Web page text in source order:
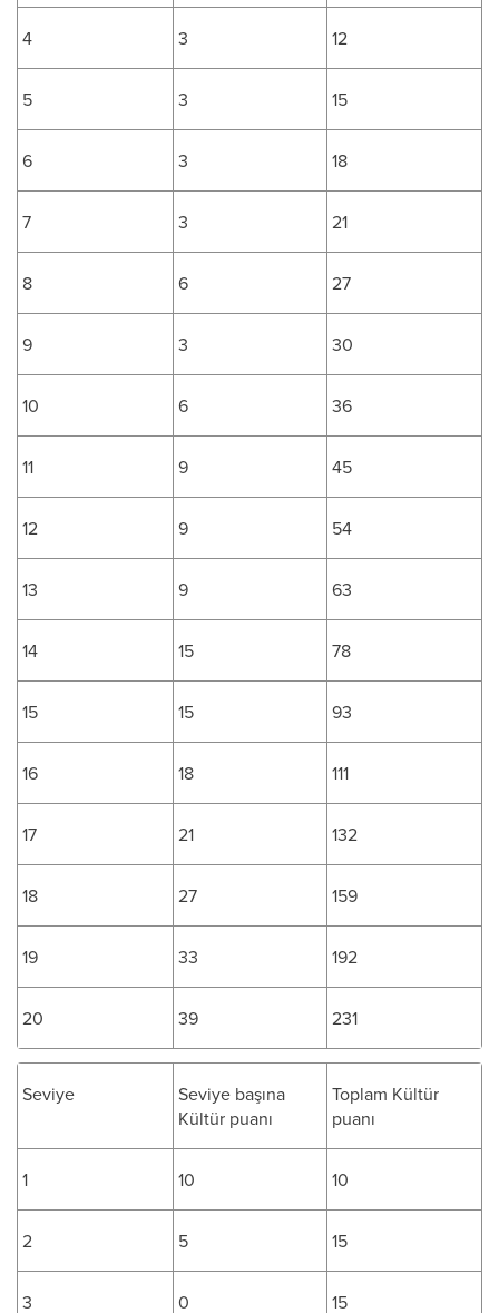
4 3 12
5 3 15
6 3 18
7 3 21
8 6 27
9 3 30
10 6 36
11 9 45
12 9 54
13 9 63
14 15 78
15 15 93
16 18 111
17 21 132
18 27 159
19 33 192
20 39 231
Seviye
Seviye başına
Kültür puanı
Toplam Kültür
puanı
1 10 10
2 5 15
3 0 15